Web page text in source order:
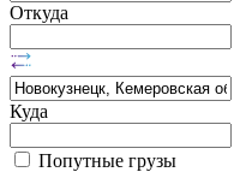
Откуда
Куда
Попутные грузы